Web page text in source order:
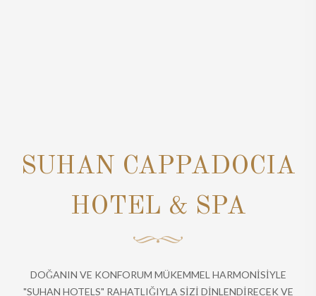
SUHAN CAPPADOCIA
HOTEL & SPA
DOĞANIN VE KONFORUM MÜKEMMEL HARMONİSİYLE
"SUHAN HOTELS" RAHATLIĞIYLA SİZİ DİNLENDİRECEK VE